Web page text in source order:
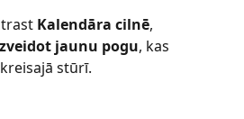
Kalendāra cilnē,
jaunu pogu, kas
stūrī.